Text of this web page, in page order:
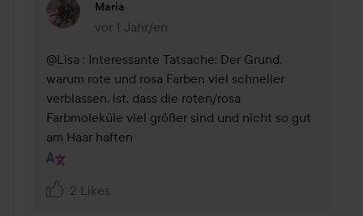
Maria
vor 1 Jahr/en
Kommentaren lades vor 1 Jahr/en
@Lisa : Interessante Tatsache: Der Grund,
warum rote und rosa Farben viel schneller
verblassen, ist, dass die roten/rosa
Farbmoleküle viel größer sind und nicht so gut
am Haar haften
2 Likes